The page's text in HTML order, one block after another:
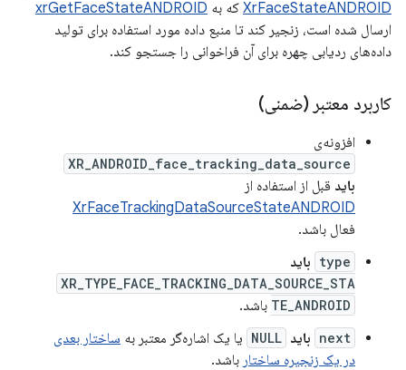
XrFaceStateANDROID که به xrGetFaceStateANDROID
ارسال شده است، زنجیر کند تا منبع داده مورد استفاده برای تولید
داده‌های ردیابی چهره برای آن فراخوانی را جستجو کند.
کاربرد معتبر (ضمنی)
افزونه‌ی
XR_ANDROID_face_tracking_data_source
باید قبل از استفاده از
XrFaceTrackingDataSourceStateANDROID
فعال باشد.
type باید
XR_TYPE_FACE_TRACKING_DATA_SOURCE_STA
TE_ANDROID باشد.
next باید NULL یا یک اشاره‌گر معتبر به ساختار بعدی
در یک زنجیره ساختار باشد.